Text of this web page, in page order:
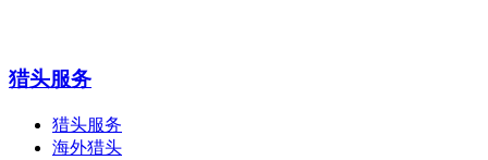
猎头服务
猎头服务
海外猎头